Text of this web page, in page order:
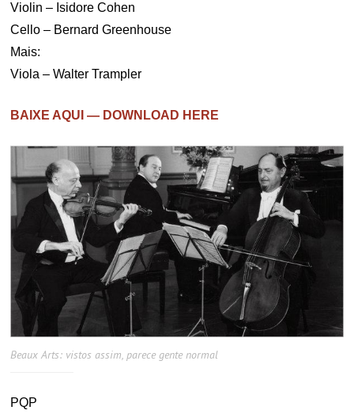
Violin – Isidore Cohen
Cello – Bernard Greenhouse
Mais:
Viola – Walter Trampler
BAIXE AQUI — DOWNLOAD HERE
Beaux Arts: vistos assim, parece gente normal
PQP